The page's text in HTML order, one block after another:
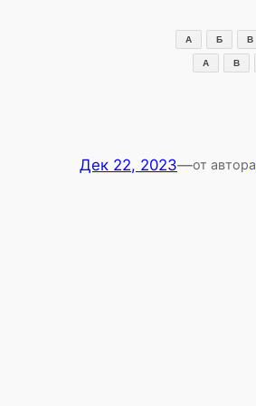
А Б В
A B
Дек 22, 2023—от автора